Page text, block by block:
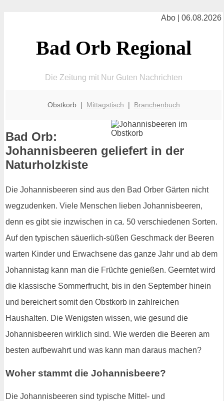
Abo | 06.08.2026
Bad Orb Regional
Die Zeitung mit Nur Guten Nachrichten
Obstkorb | Mittagstisch | Branchenbuch
Bad Orb:
Johannisbeeren geliefert in der
Naturholzkiste
Die Johannisbeeren sind aus den Bad Orber Gärten nicht
wegzudenken. Viele Menschen lieben Johannisbeeren,
denn es gibt sie inzwischen in ca. 50 verschiedenen Sorten.
Auf den typischen säuerlich-süßen Geschmack der Beeren
warten Kinder und Erwachsene das ganze Jahr und ab dem
Johannistag kann man die Früchte genießen. Geerntet wird
die klassische Sommerfrucht, bis in den September hinein
und bereichert somit den Obstkorb in zahlreichen
Haushalten. Die Wenigsten wissen, wie gesund die
Johannisbeeren wirklich sind. Wie werden die Beeren am
besten aufbewahrt und was kann man daraus machen?
Woher stammt die Johannisbeere?
Die Johannisbeeren sind typische Mittel- und